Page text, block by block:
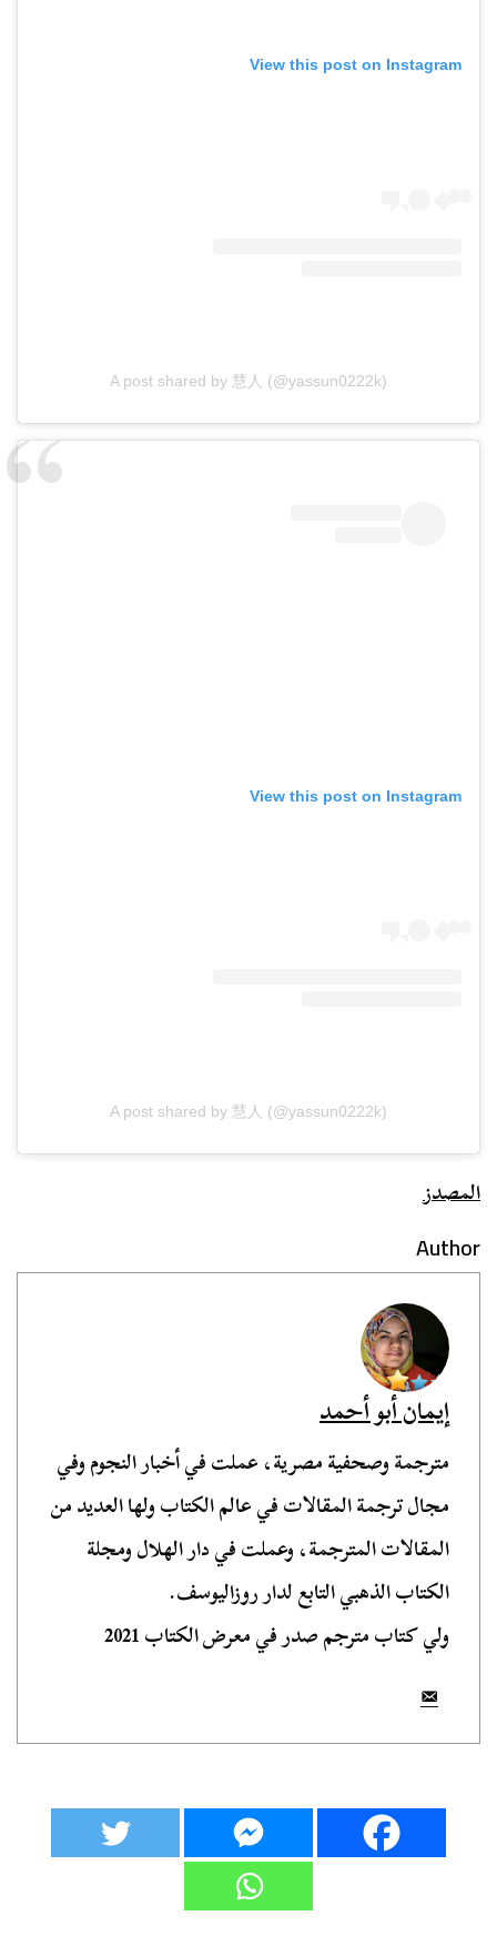
View this post on Instagram
A post shared by 慧人 (@yassun0222k)
View this post on Instagram
A post shared by 慧人 (@yassun0222k)
المصدز
Author
إيمان أبو أحمد
مترجمة وصحفية مصرية، عملت في أخبار النجوم وفي
مجال ترجمة المقالات في عالم الكتاب ولها العديد من
المقالات المترجمة، وعملت في دار الهلال ومجلة
الكتاب الذهبي التابع لدار روزاليوسف.
ولي كتاب مترجم صدر في معرض الكتاب 2021